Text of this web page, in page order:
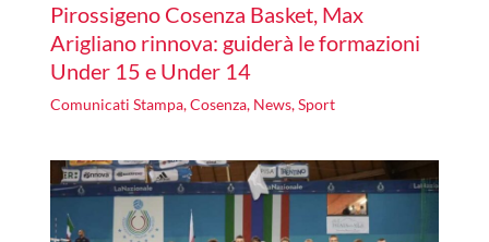
Pirossigeno Cosenza Basket, Max
Arigliano rinnova: guiderà le formazioni
Under 15 e Under 14
Comunicati Stampa,Cosenza, News,Sport